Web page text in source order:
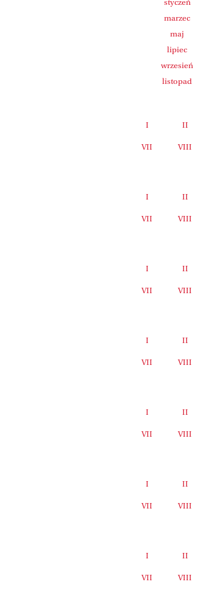
styczeń
marzec
maj
lipiec
wrzesień
listopad
I II
VII VIII
I II
VII VIII
I II
VII VIII
I II
VII VIII
I II
VII VIII
I II
VII VIII
I II
VII VIII